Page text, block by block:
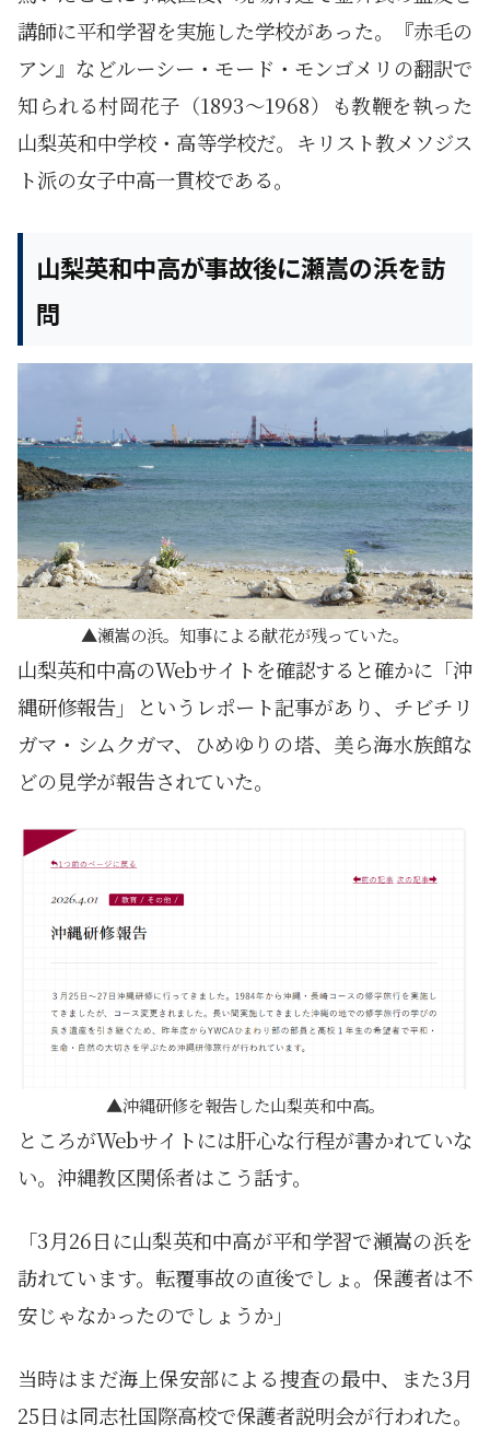
講師に平和学習を実施した学校があった。『赤毛の
アン』などルーシー・モード・モンゴメリの翻訳で
知られる村岡花子（1893～1968）も教鞭を執った
山梨英和中学校・高等学校だ。キリスト教メソジス
ト派の女子中高一貫校である。
山梨英和中高が事故後に瀬嵩の浜を訪
問
瀬嵩の浜。知事による献花が残っていた。
山梨英和中高のWebサイトを確認すると確かに「沖
縄研修報告」というレポート記事があり、チビチリ
ガマ・シムクガマ、ひめゆりの塔、美ら海水族館な
どの見学が報告されていた。
沖縄研修を報告した山梨英和中高。
ところがWebサイトには肝心な行程が書かれていな
い。沖縄教区関係者はこう話す。
「3月26日に山梨英和中高が平和学習で瀬嵩の浜を
訪れています。転覆事故の直後でしょ。保護者は不
安じゃなかったのでしょうか」
当時はまだ海上保安部による捜査の最中、また3月
25日は同志社国際高校で保護者説明会が行われた。